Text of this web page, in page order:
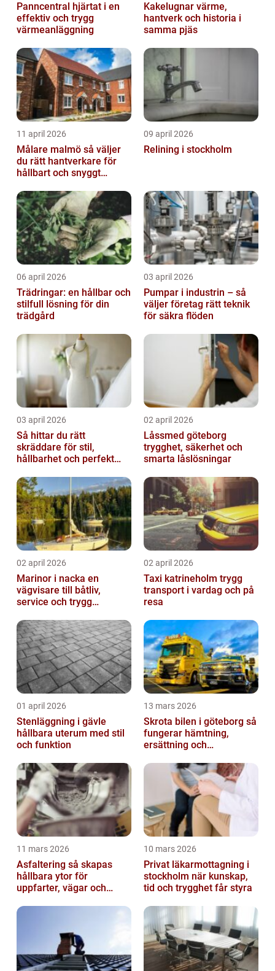
Panncentral hjärtat i en
effektiv och trygg
värmeanläggning
Kakelugnar värme,
hantverk och historia i
samma pjäs
11 april 2026
Målare malmö så väljer
du rätt hantverkare för
hållbart och snyggt
09 april 2026
Relining i stockholm
06 april 2026
Trädringar: en hållbar och
stilfull lösning för din
trädgård
03 april 2026
Pumpar i industrin – så
väljer företag rätt teknik
för säkra flöden
03 april 2026
Så hittar du rätt
skräddare för stil,
hållbarhet och perfekt
02 april 2026
Låssmed göteborg
trygghet, säkerhet och
smarta låslösningar
02 april 2026
Marinor i nacka en
vägvisare till båtliv,
service och trygg
02 april 2026
Taxi katrineholm trygg
transport i vardag och på
resa
01 april 2026
Stenläggning i gävle
hållbara uterum med stil
och funktion
13 mars 2026
Skrota bilen i göteborg så
fungerar hämtning,
ersättning och
11 mars 2026
Asfaltering så skapas
hållbara ytor för
uppfarter, vägar och
10 mars 2026
Privat läkarmottagning i
stockholm när kunskap,
tid och trygghet får styra